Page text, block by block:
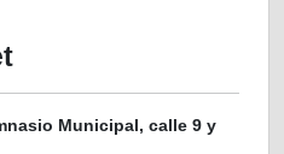
Municipal, calle 9 y